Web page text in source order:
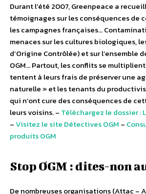
Durant l’été 2007, Greenpeace a
témoignages sur les conséquences de
les campagnes françaises…
menaces sur les cultures biologiques,
d’Origine Contrôlée) et sur l’ensemble
OGM… Partout, les conflits se
tentent à leurs frais de préserver une
naturelle » et les tenants du
qui n’ont cure des conséquences de
leurs voisins. – Téléchargez le dossier :
–Visitez le site Détectives OGM –
produits OGM
Stop OGM : dites-non
De nombreuses organisations (Attac –